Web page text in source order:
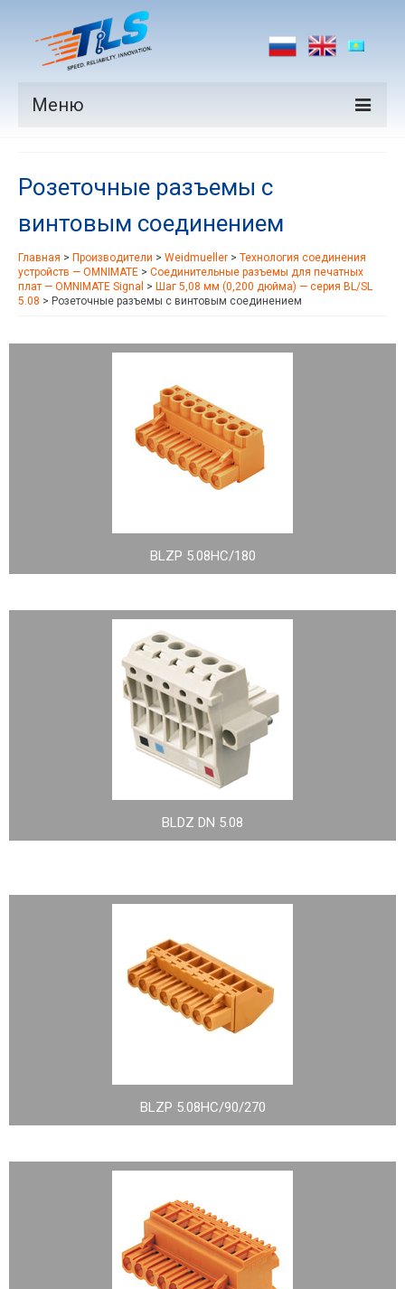
Меню
Производители
Рынки
Новости
Контакты
Розеточные разъемы с
винтовым соединением
Главная > Производители > Weidmueller > Технология соединения
устройств — OMNIMATE > Соединительные разъемы для печатных
плат — OMNIMATE Signal > Шаг 5,08 мм (0,200 дюйма) — серия BL/SL
5.08 > Розеточные разъемы с винтовым соединением
BLZP 5.08HC/180
BLDZ DN 5.08
BLZP 5.08HC/90/270